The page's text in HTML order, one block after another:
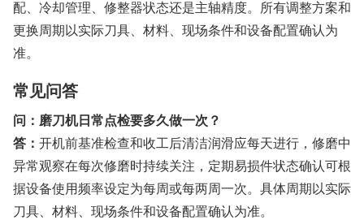
配、冷却管理、修整器状态还是主轴精度。所有调整方案和
更换周期以实际刀具、材料、现场条件和设备配置确认为
准。
常见问答
问：磨刀机日常点检要多久做一次？
答： 开机前基准检查和收工后清洁润滑应每天进行，修磨中
异常观察在每次修磨时持续关注，定期易损件状态确认可根
据设备使用频率设定为每周或每两周一次。具体周期以实际
刀具、材料、现场条件和设备配置确认为准。